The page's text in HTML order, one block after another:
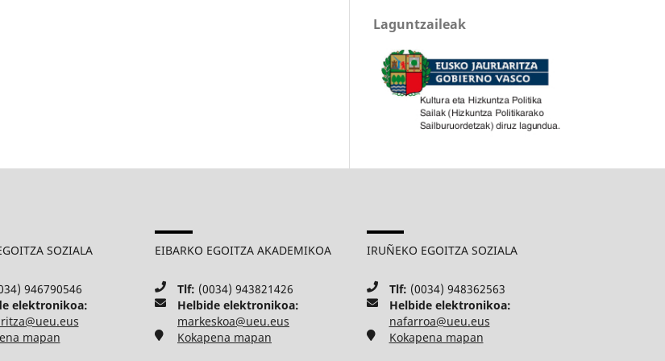
Laguntzaileak
SOZIALA
946790546
elektronikoa:
mapan
EIBARKO EGOITZA AKADEMIKOA
Tlf: (0034) 943821426
Helbide elektronikoa:
markeskoa@ueu.eus
Kokapena mapan
IRUÑEKO EGOITZA SOZIALA
Tlf: (0034) 948362563
Helbide elektronikoa:
nafarroa@ueu.eus
Kokapena mapan